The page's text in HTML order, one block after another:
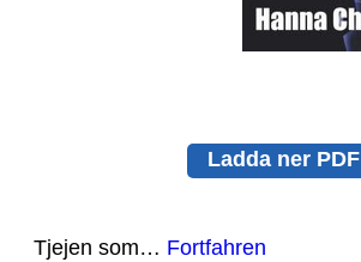
Ladda ner PDF
Tjejen som… Fortfahren